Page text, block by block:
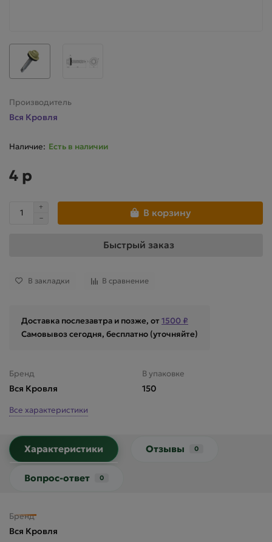
Производитель
Вся Кровля
Есть в наличии
4 р
В корзину
Быстрый заказ
В закладки В сравнение
Доставка послезавтра и позже, от 1500 ₽
Самовывоз сегодня, бесплатно (уточняйте)
Бренд
Вся Кровля
В упаковке
150
Все характеристики
Характеристики Отзывы 0
Вопрос-ответ 0
Бренд
Вся Кровля